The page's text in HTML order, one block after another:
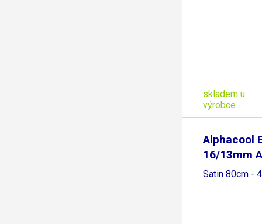
skladem u
výrobce
Alphacool
16/13mm
HardTube
Satin 80cm -